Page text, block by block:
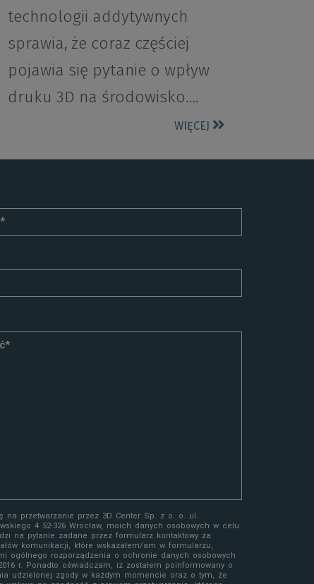
technologii addytywnych
sprawia, że coraz częściej
pojawia się pytanie o wpływ
druku 3D na środowisko….
WIĘCEJ
na przetwarzanie przez 3D Center Sp. z o. o. ul.
4 52-326 Wrocław, moich danych osobowych w celu
na pytanie zadane przez formularz kontaktowy za
komunikacji, które wskazałem/am w formularzu,
ogólnego rozporządzenia o ochronie danych osobowych
r. Ponadto oświadczam, iż zostałem poinformowany o
udzielonej zgody w każdym momencie oraz o tym, że